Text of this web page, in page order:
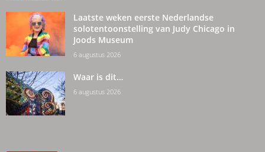
Laatste weken eerste Nederlandse
solotentoonstelling van Judy Chicago in
Joods Museum
6 augustus 2026
Waar is dit…
6 augustus 2026